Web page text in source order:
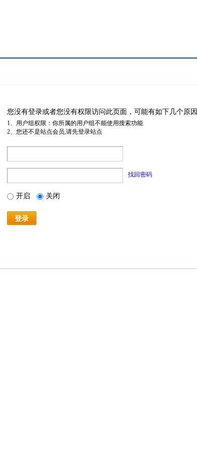
您没有登录或者您没有权限访问此页面，可能有如下几个原因
1、用户组权限：你所属的用户组不能使用搜索功能
2、您还不是站点会员,请先登录站点
找回密码
开启 关闭
登录